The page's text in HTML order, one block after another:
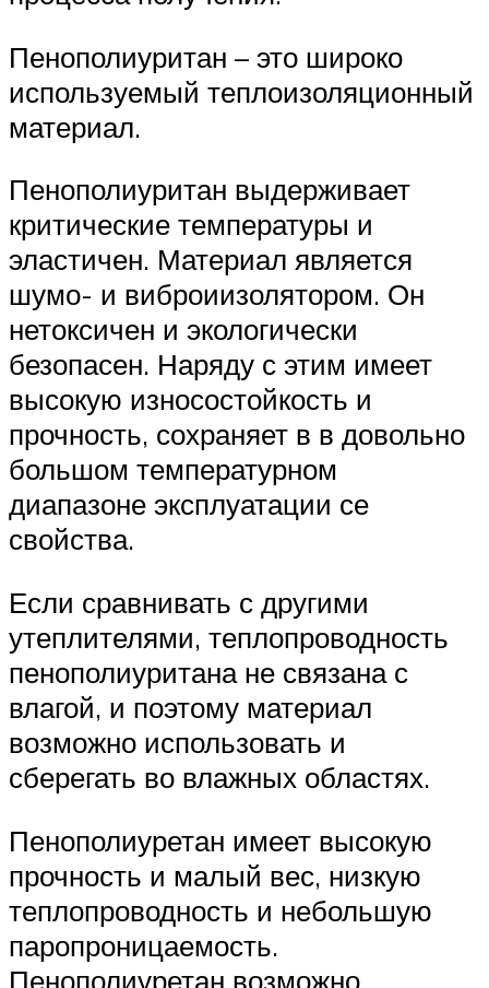
Пенополиуритан – это широко
используемый теплоизоляционный
материал.
Пенополиуритан выдерживает
критические температуры и
эластичен. Материал является
шумо- и виброиизолятором. Он
нетоксичен и экологически
безопасен. Наряду с этим имеет
высокую износостойкость и
прочность, сохраняет в в довольно
большом температурном
диапазоне эксплуатации се
свойства.
Если сравнивать с другими
утеплителями, теплопроводность
пенополиуритана не связана с
влагой, и поэтому материал
возможно использовать и
сберегать во влажных областях.
Пенополиуретан имеет высокую
прочность и малый вес, низкую
теплопроводность и небольшую
паропроницаемость.
Пенополиуретан возможно